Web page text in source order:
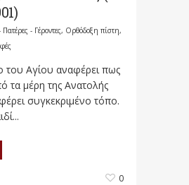
Πατέρες - Γέροντες, Ορθόδοξη πίστη,
του Αγίου αναφέρει πως
τα μέρη της Ανατολής
συγκεκριμένο τόπο.
0